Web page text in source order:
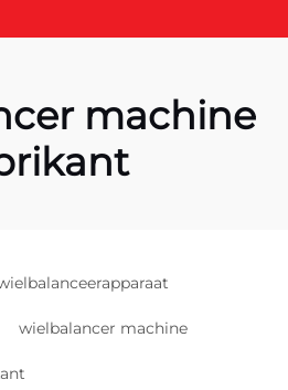
machine
wielbalancer machine